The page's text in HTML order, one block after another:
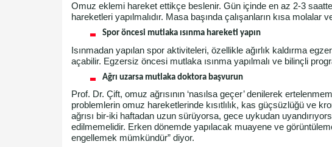
Omuz eklemi hareket ettikçe beslenir. Gün içinde en az 2-3
hareketleri yapılmalıdır. Masa başında çalışanların kısa molalar
Spor öncesi mutlaka ısınma hareketi yapın
Isınmadan yapılan spor aktiviteleri, özellikle ağırlık kaldırma
açabilir. Egzersiz öncesi mutlaka ısınma yapılmalı ve bilinçli
Ağrı uzarsa mutlaka doktora başvurun
Prof. Dr. Çift, omuz ağrısının ‘nasılsa geçer’ denilerek
problemlerin omuz hareketlerinde kısıtlılık, kas güçsüzlüğü ve
ağrısı bir-iki haftadan uzun sürüyorsa, gece uykudan
edilmemelidir. Erken dönemde yapılacak muayene ve
engellemek mümkündür” diyor.